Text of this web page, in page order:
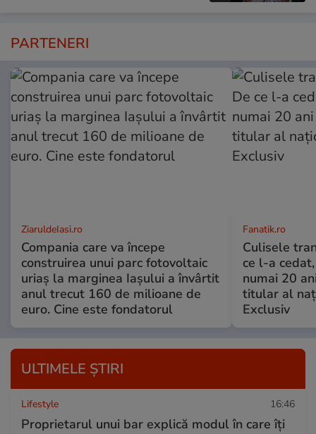
PARTENERI
ZiaruldeIasi.ro
Compania care va începe
construirea unui parc fotovoltaic
uriaș la marginea Iașului a învârtit
anul trecut 160 de milioane de
euro. Cine este fondatorul
Fanatik.ro
Culisele
ce l-a
numai 20
titular al
Exclusiv
ULTIMELE ȘTIRI
Lifestyle 16:46
Proprietarul unui bar explică modul în care îți